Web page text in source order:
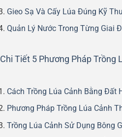
Gieo Sạ Và Cấy Lúa Đúng Kỹ
Quản Lý Nước Trong Từng Giai
Chi Tiết 5 Phương Pháp Trồng
Cách Trồng Lúa Cảnh Bằng Đất
Phương Pháp Trồng Lúa Cảnh
Trồng Lúa Cảnh Sử Dụng Bông